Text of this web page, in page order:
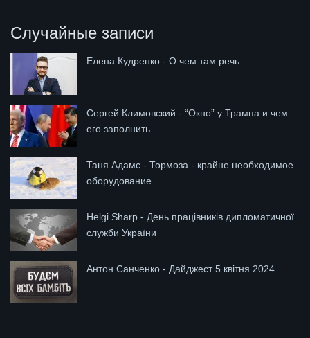
Случайные записи
Елена Кудренко - О чем там речь
Сергей Климовский - “Окно” у Трампа и чем
его заполнить
Таня Адамс - Тормоза - крайне необходимое
оборудование
Helgi Sharp - День працівників дипломатичної
служби України
Антон Санченко - Дайджест 5 квітня 2024